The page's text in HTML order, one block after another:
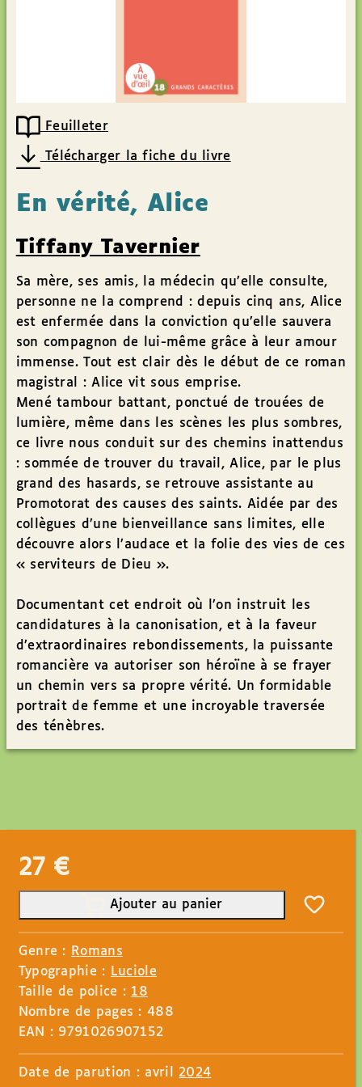
Feuilleter
Télécharger la fiche du livre
En vérité, Alice
Tiffany Tavernier
Sa mère, ses amis, la médecin qu’elle consulte,
personne ne la comprend : depuis cinq ans, Alice
est enfermée dans la conviction qu’elle sauvera
son compagnon de lui-même grâce à leur amour
immense. Tout est clair dès le début de ce roman
magistral : Alice vit sous emprise.
Mené tambour battant, ponctué de trouées de
lumière, même dans les scènes les plus sombres,
ce livre nous conduit sur des chemins inattendus
: sommée de trouver du travail, Alice, par le plus
grand des hasards, se retrouve assistante au
Promotorat des causes des saints. Aidée par des
collègues d’une bienveillance sans limites, elle
découvre alors l’audace et la folie des vies de ces
« serviteurs de Dieu ».
Documentant cet endroit où l’on instruit les
candidatures à la canonisation, et à la faveur
d’extraordinaires rebondissements, la puissante
romancière va autoriser son héroïne à se frayer
un chemin vers sa propre vérité. Un formidable
portrait de femme et une incroyable traversée
des ténèbres.
27 €
Ajouter au panier
Genre : Romans
Typographie : Luciole
Taille de police : 18
Nombre de pages : 488
EAN : 9791026907152
Date de parution : avril 2024